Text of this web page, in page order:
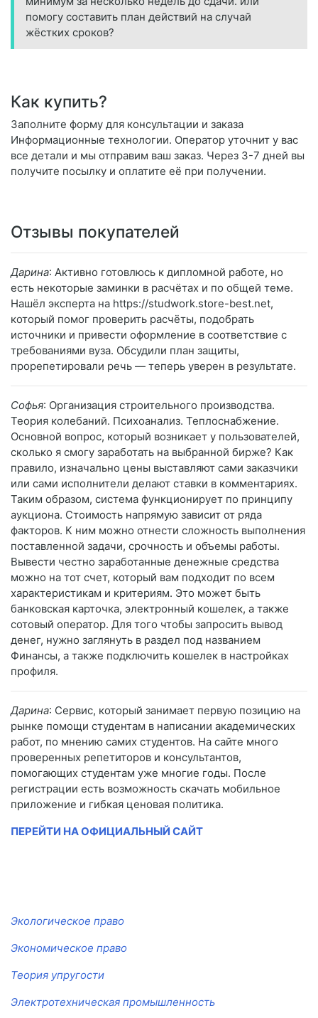
помогу составить план действий на случай
жёстких сроков?
Как купить?
Заполните форму для консультации и заказа
Информационные технологии. Оператор уточнит у вас
все детали и мы отправим ваш заказ. Через 3-7 дней вы
получите посылку и оплатите её при получении.
Отзывы покупателей
Дарина: Активно готовлюсь к дипломной работе, но
есть некоторые заминки в расчётах и по общей теме.
Нашёл эксперта на https://studwork.store-best.net,
который помог проверить расчёты, подобрать
источники и привести оформление в соответствие с
требованиями вуза. Обсудили план защиты,
прорепетировали речь — теперь уверен в результате.
Софья: Организация строительного производства.
Теория колебаний. Психоанализ. Теплоснабжение.
Основной вопрос, который возникает у пользователей,
сколько я смогу заработать на выбранной бирже? Как
правило, изначально цены выставляют сами заказчики
или сами исполнители делают ставки в комментариях.
Таким образом, система функционирует по принципу
аукциона. Стоимость напрямую зависит от ряда
факторов. К ним можно отнести сложность выполнения
поставленной задачи, срочность и объемы работы.
Вывести честно заработанные денежные средства
можно на тот счет, который вам подходит по всем
характеристикам и критериям. Это может быть
банковская карточка, электронный кошелек, а также
сотовый оператор. Для того чтобы запросить вывод
денег, нужно заглянуть в раздел под названием
Финансы, а также подключить кошелек в настройках
профиля.
Дарина: Сервис, который занимает первую позицию на
рынке помощи студентам в написании академических
работ, по мнению самих студентов. На сайте много
проверенных репетиторов и консультантов,
помогающих студентам уже многие годы. После
регистрации есть возможность скачать мобильное
приложение и гибкая ценовая политика.
ПЕРЕЙТИ НА ОФИЦИАЛЬНЫЙ САЙТ
Экологическое право
Экономическое право
Теория упругости
Электротехническая промышленность